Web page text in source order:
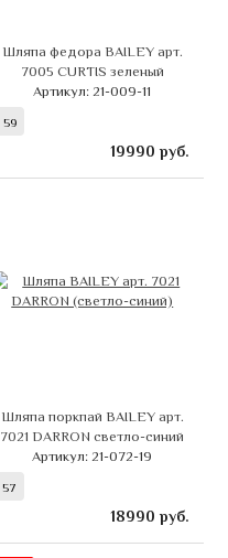
Шляпа федора BAILEY арт.
7005 CURTIS зеленый
Артикул: 21-009-11
59
19990 руб.
Шляпа поркпай BAILEY арт.
7021 DARRON светло-синий
Артикул: 21-072-19
57
18990 руб.